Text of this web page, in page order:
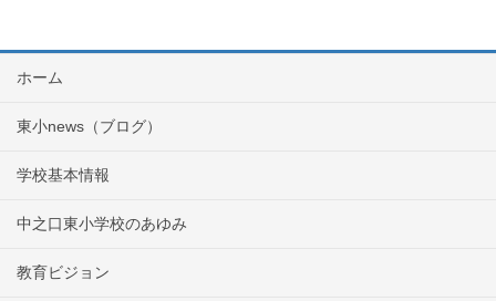
ホーム
東小news（ブログ）
学校基本情報
中之口東小学校のあゆみ
教育ビジョン